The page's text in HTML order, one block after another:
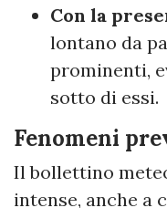
Con la
lontano da
prominenti,
sotto di essi.
Fenomeni
Il bollettino
intense, anche a